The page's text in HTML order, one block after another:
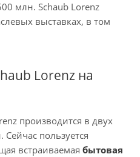
млн. Schaub Lorenz
выставках, в том
Lorenz на
производится в двух
Сейчас пользуется
встраиваемая бытовая